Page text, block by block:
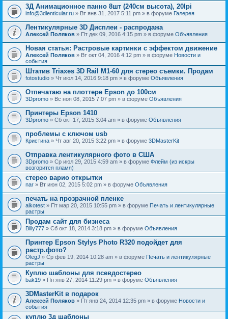
3Д Анимационное панно 8шт (240см высота), 20lpi
info@3dlenticular.ru » Вт янв 31, 2017 5:11 pm » в форуме Галерея
Лентикулярные 3D Дисплеи - распродажа
Алексей Поляков » Пт дек 09, 2016 4:15 pm » в форуме Объявления
Новая статья: Растровые картинки с эффектом движение
Алексей Поляков » Вт окт 04, 2016 4:12 pm » в форуме Новости и
события
Штатив Triaxes 3D Rail M1-60 для стерео съемки. Продам
fotostudio » Чт июл 14, 2016 9:18 pm » в форуме Объявления
Отпечатаю на плоттере Epson до 100см
3Dpromo » Вс ноя 08, 2015 7:07 pm » в форуме Объявления
Принтеры Epson 1410
3Dpromo » Сб окт 17, 2015 3:04 am » в форуме Объявления
проблемы с ключом usb
Кристина » Чт авг 20, 2015 3:22 pm » в форуме 3DMasterKit
Отправка лентикулярного фото в США
3Dpromo » Ср июл 29, 2015 4:59 am » в форуме Флейм (из искры
возгорится пламя)
стерео варио открытки
nar » Вт июн 02, 2015 5:02 pm » в форуме Объявления
печать на прозрачной пленке
alkotest » Пт мар 20, 2015 10:55 pm » в форуме Печать и лентикулярные
растры
Продам сайт для бизнеса
Billy777 » Сб окт 18, 2014 3:18 pm » в форуме Объявления
Принтер Epson Stylys Photo R320 подойдет для
растр.фото?
OlegJ » Ср фев 19, 2014 10:28 am » в форуме Печать и лентикулярные
растры
Куплю шаблоны для псевдостерео
bak19 » Пн янв 27, 2014 11:29 pm » в форуме Объявления
3DMasterKit в подарок
Алексей Поляков » Пт янв 24, 2014 12:35 pm » в форуме Новости и
события
куплю 3д шаблоны